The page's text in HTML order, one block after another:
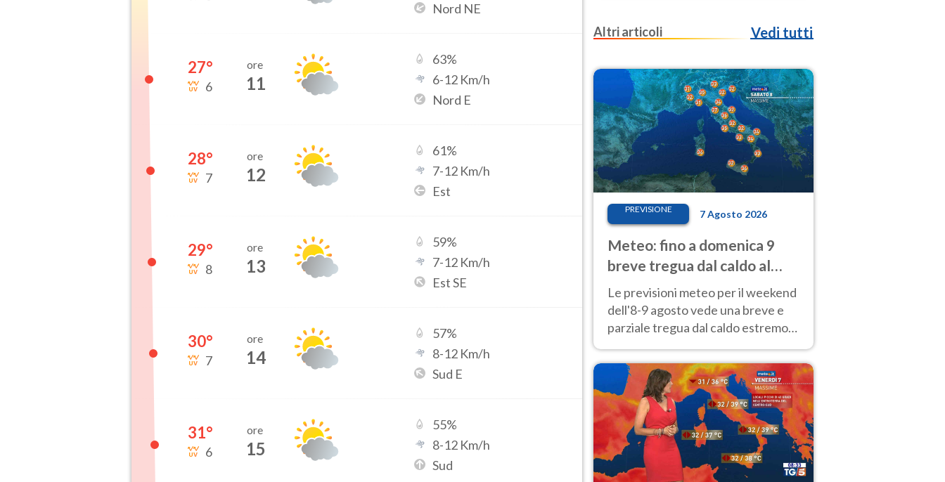
Nord NE
27°
6
ore
11
63%
6-12 Km/h
Nord E
28°
7
ore
12
61%
7-12 Km/h
Est
29°
8
ore
13
59%
7-12 Km/h
Est SE
30°
7
ore
14
57%
8-12 Km/h
Sud E
31°
6
ore
15
55%
8-12 Km/h
Sud
Ferragosto
Altri articoli Vedi tutti
PREVISIONE 7 Agosto 2026
Meteo: fino a domenica 9
breve tregua dal caldo al
Nord! Altrove calura e afa
Le previsioni meteo per il weekend
dell'8-9 agosto vede una breve e
parziale tregua dal caldo estremo
40 gradi.